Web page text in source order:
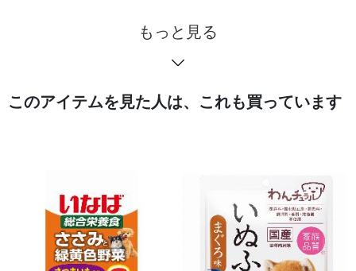
もっと見る
このアイテムを見た人は、これも買っています